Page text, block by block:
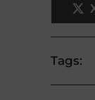
Tags: